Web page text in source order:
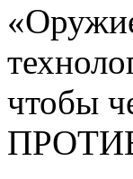
чтобы